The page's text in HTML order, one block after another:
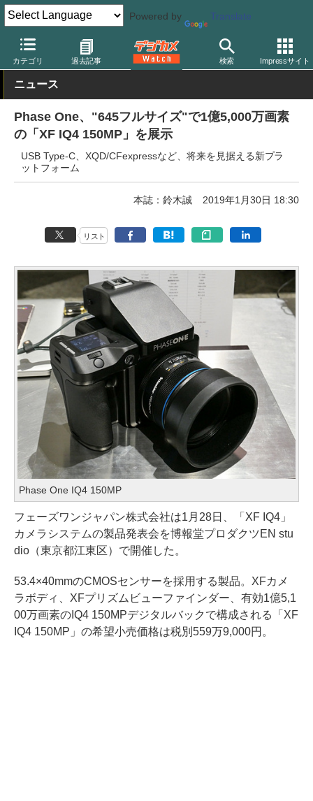
Powered by Translate
カテゴリ 過去記事 検索 Impressサイト
デジカメ Watch カメラ 中判カメラ/デジタルバック フェーズ
ニュース
Phase One、"645フルサイズ"で1億5,000万画素
の「XF IQ4 150MP」を展示
USB Type-C、XQD/CFexpressなど、将来を見据える新プラ
ットフォーム
本誌：鈴木誠 2019年1月30日 18:30
リスト
Phase One IQ4 150MP
フェーズワンジャパン株式会社は1月28日、「XF IQ4」
カメラシステムの製品発表会を博報堂プロダクツEN stu
dio（東京都江東区）で開催した。
53.4×40mmのCMOSセンサーを採用する製品。XFカメ
ラボディ、XFプリズムビューファインダー、有効1億5,1
00万画素のIQ4 150MPデジタルバックで構成される「XF
IQ4 150MP」の希望小売価格は税別559万9,000円。